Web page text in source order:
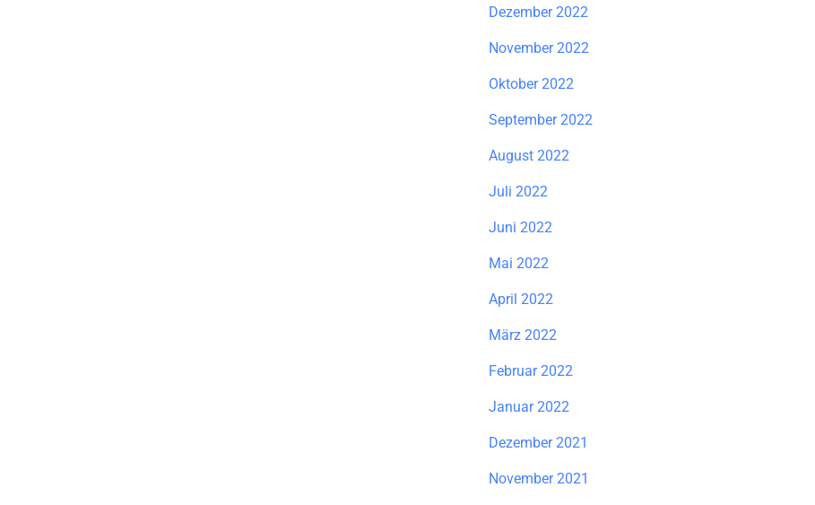
Dezember 2022
November 2022
Oktober 2022
September 2022
August 2022
Juli 2022
Juni 2022
Mai 2022
April 2022
März 2022
Februar 2022
Januar 2022
Dezember 2021
November 2021